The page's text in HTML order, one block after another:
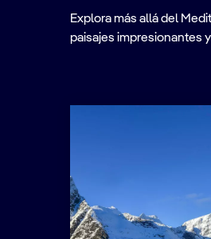
Explora más allá del
paisajes impresionantes